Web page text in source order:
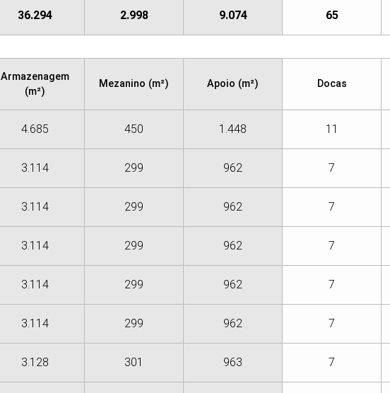
36.294 2.998 9.074 65
Armazenagem
(m²)
Mezanino (m²) Apoio (m²) Docas
4.685 450 1.448 11
3.114 299 962 7
3.114 299 962 7
3.114 299 962 7
3.114 299 962 7
3.114 299 962 7
3.128 301 963 7